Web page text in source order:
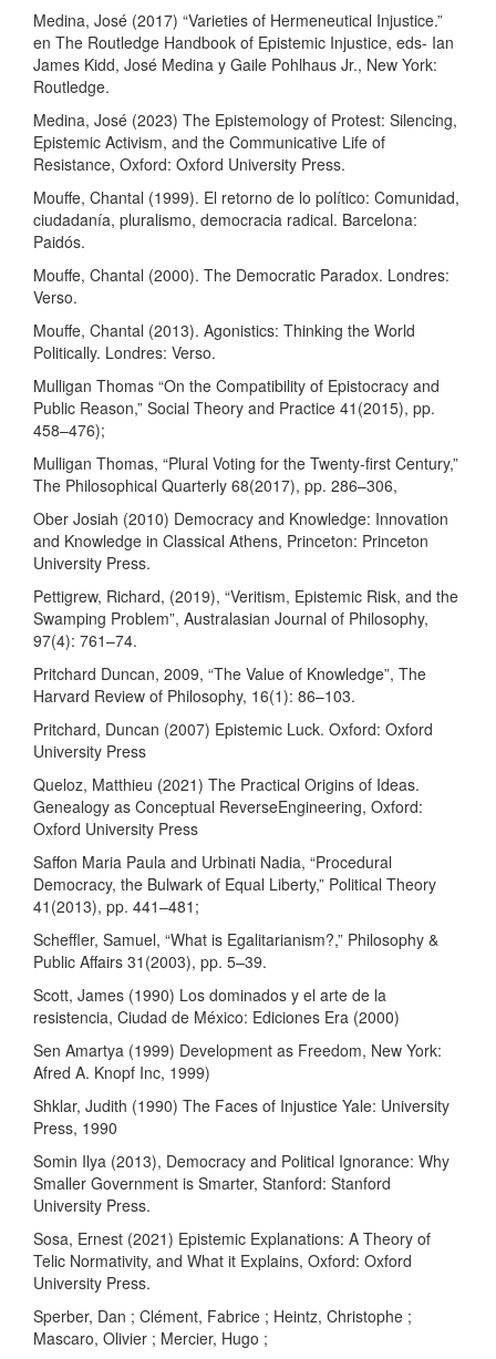
Medina, José (2017) “Varieties of Hermeneutical Injustice.”
en The Routledge Handbook of Epistemic Injustice, eds- Ian
James Kidd, José Medina y Gaile Pohlhaus Jr., New York:
Routledge.
Medina, José (2023) The Epistemology of Protest: Silencing,
Epistemic Activism, and the Communicative Life of
Resistance, Oxford: Oxford University Press.
Mouffe, Chantal (1999). El retorno de lo político: Comunidad,
ciudadanía, pluralismo, democracia radical. Barcelona:
Paidós.
Mouffe, Chantal (2000). The Democratic Paradox. Londres:
Verso.
Mouffe, Chantal (2013). Agonistics: Thinking the World
Politically. Londres: Verso.
Mulligan Thomas “On the Compatibility of Epistocracy and
Public Reason,” Social Theory and Practice 41(2015), pp.
458–476);
Mulligan Thomas, “Plural Voting for the Twenty-first Century,”
The Philosophical Quarterly 68(2017), pp. 286–306,
Ober Josiah (2010) Democracy and Knowledge: Innovation
and Knowledge in Classical Athens, Princeton: Princeton
University Press.
Pettigrew, Richard, (2019), “Veritism, Epistemic Risk, and the
Swamping Problem”, Australasian Journal of Philosophy,
97(4): 761–74.
Pritchard Duncan, 2009, “The Value of Knowledge”, The
Harvard Review of Philosophy, 16(1): 86–103.
Pritchard, Duncan (2007) Epistemic Luck. Oxford: Oxford
University Press
Queloz, Matthieu (2021) The Practical Origins of Ideas.
Genealogy as Conceptual ReverseEngineering, Oxford:
Oxford University Press
Saffon Maria Paula and Urbinati Nadia, “Procedural
Democracy, the Bulwark of Equal Liberty,” Political Theory
41(2013), pp. 441–481;
Scheffler, Samuel, “What is Egalitarianism?,” Philosophy &
Public Affairs 31(2003), pp. 5–39.
Scott, James (1990) Los dominados y el arte de la
resistencia, Ciudad de México: Ediciones Era (2000)
Sen Amartya (1999) Development as Freedom, New York:
Afred A. Knopf Inc, 1999)
Shklar, Judith (1990) The Faces of Injustice Yale: University
Press, 1990
Somin Ilya (2013), Democracy and Political Ignorance: Why
Smaller Government is Smarter, Stanford: Stanford
University Press.
Sosa, Ernest (2021) Epistemic Explanations: A Theory of
Telic Normativity, and What it Explains, Oxford: Oxford
University Press.
Sperber, Dan ; Clément, Fabrice ; Heintz, Christophe ;
Mascaro, Olivier ; Mercier, Hugo ;